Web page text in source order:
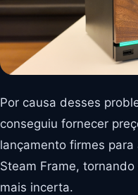
Por causa desses
conseguiu fornecer
lançamento firmes
Steam Frame,
mais incerta.